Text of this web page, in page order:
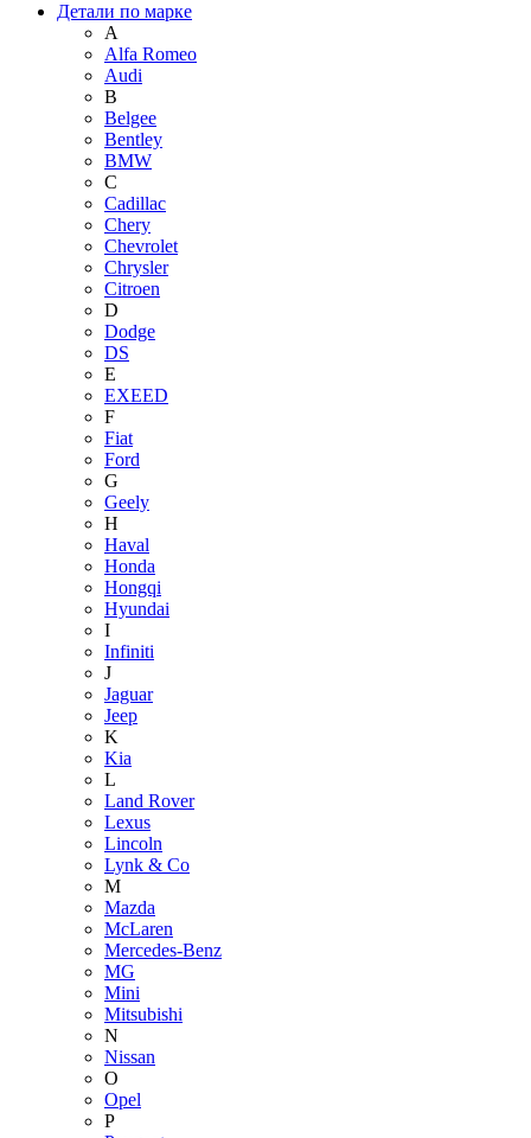
Детали по марке
A
Alfa Romeo
Audi
B
Belgee
Bentley
BMW
C
Cadillac
Chery
Chevrolet
Chrysler
Citroen
D
Dodge
DS
E
EXEED
F
Fiat
Ford
G
Geely
H
Haval
Honda
Hongqi
Hyundai
I
Infiniti
J
Jaguar
Jeep
K
Kia
L
Land Rover
Lexus
Lincoln
Lynk & Co
M
Mazda
McLaren
Mercedes-Benz
MG
Mini
Mitsubishi
N
Nissan
O
Opel
P